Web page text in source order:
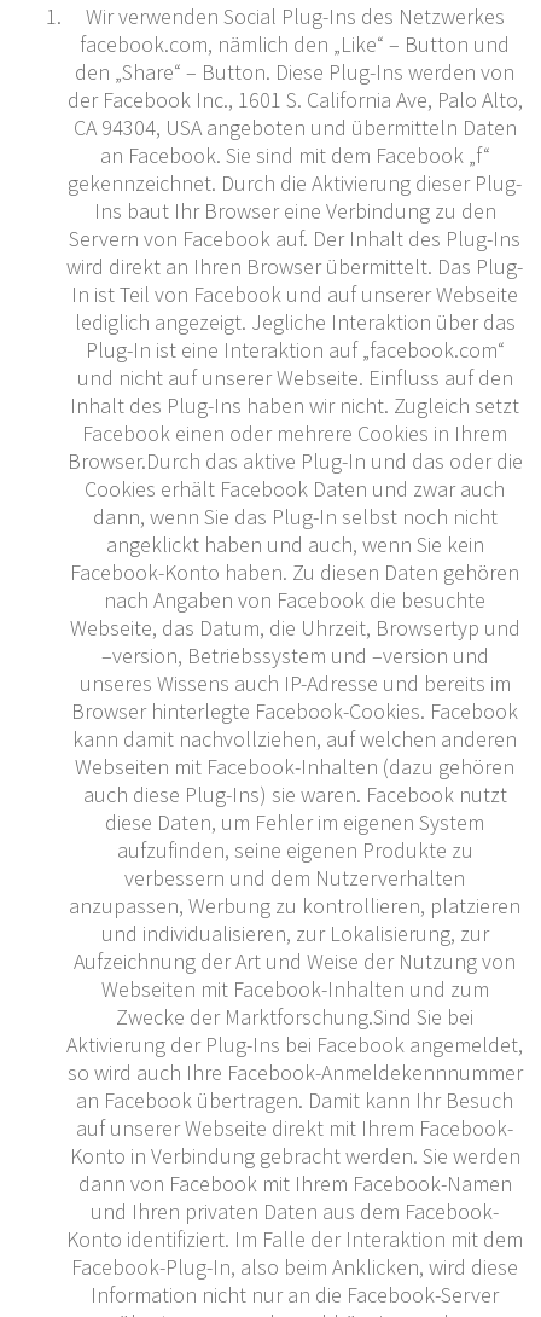
Wir verwenden Social Plug-Ins des Netzwerkes
facebook.com, nämlich den „Like“ – Button und
den „Share“ – Button. Diese Plug-Ins werden von
der Facebook Inc., 1601 S. California Ave, Palo Alto,
CA 94304, USA angeboten und übermitteln Daten
an Facebook. Sie sind mit dem Facebook „f“
gekennzeichnet. Durch die Aktivierung dieser Plug-
Ins baut Ihr Browser eine Verbindung zu den
Servern von Facebook auf. Der Inhalt des Plug-Ins
wird direkt an Ihren Browser übermittelt. Das Plug-
In ist Teil von Facebook und auf unserer Webseite
lediglich angezeigt. Jegliche Interaktion über das
Plug-In ist eine Interaktion auf „facebook.com“
und nicht auf unserer Webseite. Einfluss auf den
Inhalt des Plug-Ins haben wir nicht. Zugleich setzt
Facebook einen oder mehrere Cookies in Ihrem
Browser.Durch das aktive Plug-In und das oder die
Cookies erhält Facebook Daten und zwar auch
dann, wenn Sie das Plug-In selbst noch nicht
angeklickt haben und auch, wenn Sie kein
Facebook-Konto haben. Zu diesen Daten gehören
nach Angaben von Facebook die besuchte
Webseite, das Datum, die Uhrzeit, Browsertyp und
–version, Betriebssystem und –version und
unseres Wissens auch IP-Adresse und bereits im
Browser hinterlegte Facebook-Cookies. Facebook
kann damit nachvollziehen, auf welchen anderen
Webseiten mit Facebook-Inhalten (dazu gehören
auch diese Plug-Ins) sie waren. Facebook nutzt
diese Daten, um Fehler im eigenen System
aufzufinden, seine eigenen Produkte zu
verbessern und dem Nutzerverhalten
anzupassen, Werbung zu kontrollieren, platzieren
und individualisieren, zur Lokalisierung, zur
Aufzeichnung der Art und Weise der Nutzung von
Webseiten mit Facebook-Inhalten und zum
Zwecke der Marktforschung.Sind Sie bei
Aktivierung der Plug-Ins bei Facebook angemeldet,
so wird auch Ihre Facebook-Anmeldekennnummer
an Facebook übertragen. Damit kann Ihr Besuch
auf unserer Webseite direkt mit Ihrem Facebook-
Konto in Verbindung gebracht werden. Sie werden
dann von Facebook mit Ihrem Facebook-Namen
und Ihren privaten Daten aus dem Facebook-
Konto identifiziert. Im Falle der Interaktion mit dem
Facebook-Plug-In, also beim Anklicken, wird diese
Information nicht nur an die Facebook-Server